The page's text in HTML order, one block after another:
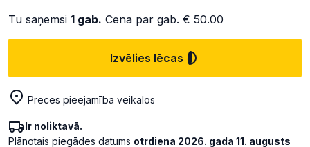
Tu saņemsi 1 gab. Cena par gab. € 50.00
Izvēlies lēcas
Preces pieejamība veikalos
Ir noliktavā.
Plānotais piegādes datums otrdiena 2026. gada 11. augusts